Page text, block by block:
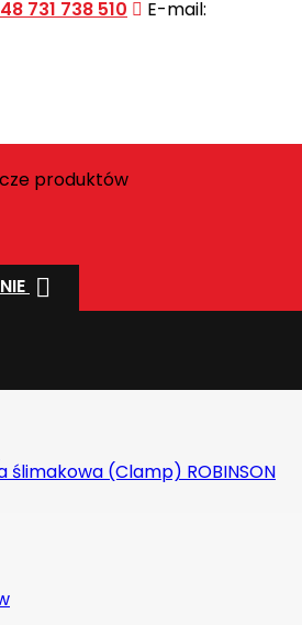
731 738 510 E-mail:
produktów

ślimakowa (Clamp) ROBINSON